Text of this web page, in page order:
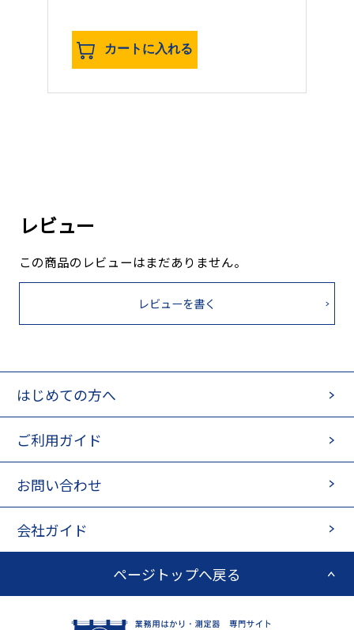
カートに入れる
レビュー
この商品のレビューはまだありません。
レビューを書く
はじめての方へ
ご利用ガイド
お問い合わせ
会社ガイド
ページトップへ戻る